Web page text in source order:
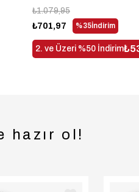
%35İndirim
₺701,97
₺1.079,95
2. ve Üzeri %50 İndirim
hazır ol!